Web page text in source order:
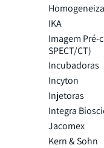
IKA
Imagem Pré-
SPECT/CT)
Incubadoras
Incyton
Injetoras
Integra
Jacomex
Kern & Sohn